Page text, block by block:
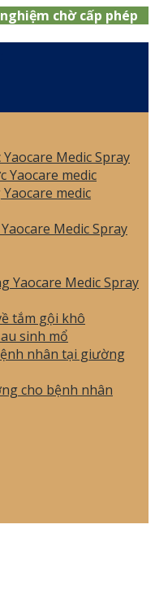
chờ cấp phép
Medic Spray
Yaocare medic
medic
Medic Spray
Yaocare Medic Spray
tắm gội khô
sinh mổ
nhân tại giường
cho bệnh nhân